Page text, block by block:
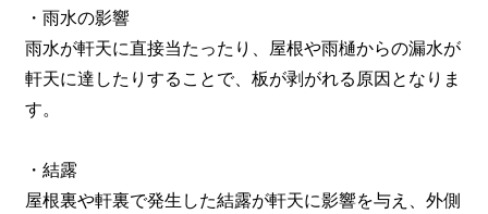
・雨水の影響
雨水が軒天に直接当たったり、屋根や雨樋からの漏水が
軒天に達したりすることで、板が剥がれる原因となりま
す。
・結露
屋根裏や軒裏で発生した結露が軒天に影響を与え、外側